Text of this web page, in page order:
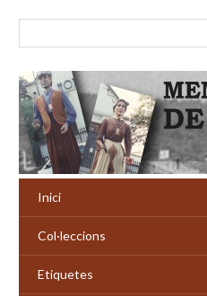
Inici
Col·leccions
Etiquetes